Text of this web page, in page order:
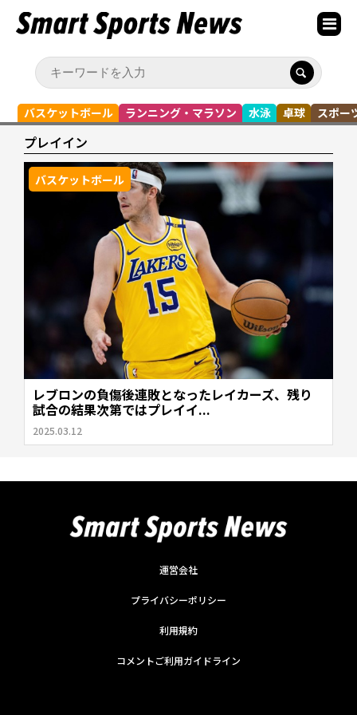
バスケットボール ランニング・マラソン 水泳 卓球 スポー
プレイイン
バスケットボール
レブロンの負傷後連敗となったレイカーズ、残り
試合の結果次第ではプレイイ...
2025.03.12
運営会社
プライバシーポリシー
利用規約
コメントご利用ガイドライン